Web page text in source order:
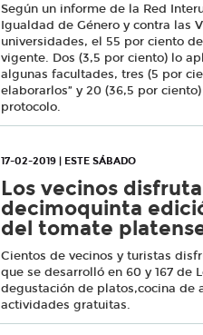
Según un informe de la Red
Igualdad de Género y contra las
universidades, el 55 por ciento
vigente. Dos (3,5 por ciento) lo
algunas facultades, tres (5 por
elaborarlos” y 20 (36,5 por
protocolo.
17-02-2019 | ESTE SÁBADO
Los vecinos
decimoquinta
del tomate
Cientos de vecinos y turistas
que se desarrolló en 60 y 167 de
degustación de platos,cocina de
actividades gratuitas.